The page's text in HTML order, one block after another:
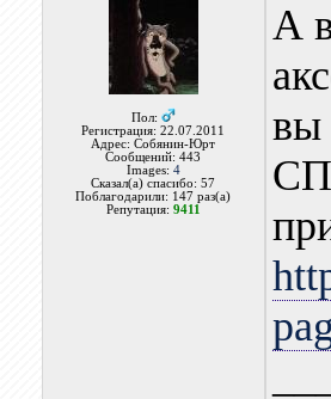
Пол:
Регистрация: 22.07.2011
Адрес: Собянин-Юрт
Сообщений: 443
Images: 4
Сказал(а) спасибо: 57
Поблагодарили: 147 раз(а)
Репутация: 9411
А
вы